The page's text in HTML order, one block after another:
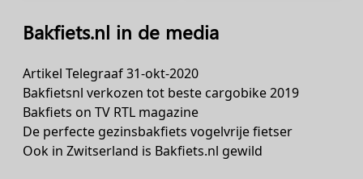
Bakfiets.nl in de media
Artikel Telegraaf 31-okt-2020
Bakfietsnl verkozen tot beste cargobike 2019
Bakfiets on TV RTL magazine
De perfecte gezinsbakfiets vogelvrije fietser
Ook in Zwitserland is Bakfiets.nl gewild